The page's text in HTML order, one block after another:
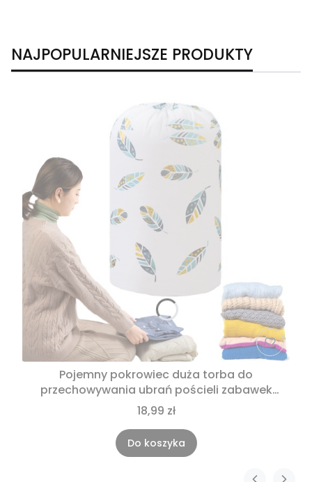
NAJPOPULARNIEJSZE PRODUKTY
Pojemny pokrowiec duża torba do
przechowywania ubrań pościeli zabawek
40x85
18,99 zł
Do koszyka